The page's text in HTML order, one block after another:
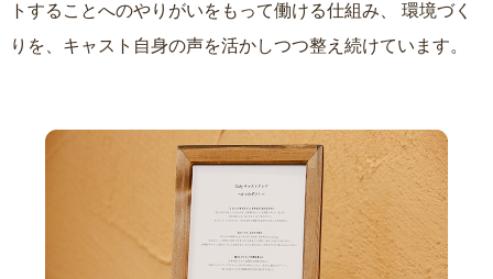
トすることへのやりがいをもって働ける仕組み、
りを、キャスト自身の声を活かしつつ整え続けています。